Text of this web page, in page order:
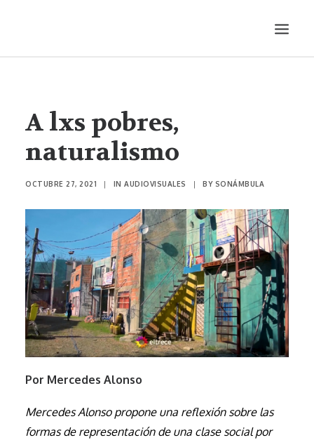
AUDIOVISUALES
ENTREVISTAS
HISTORIETA
MÚSICA
PRODUCCIONES
SONÁMBULA
SYNCO
A lxs pobres,
naturalismo
OCTUBRE 27, 2021 | IN AUDIOVISUALES | BY SONÁMBULA
Por Mercedes Alonso
Mercedes Alonso propone una reflexión sobre las
formas de representación de una clase social por